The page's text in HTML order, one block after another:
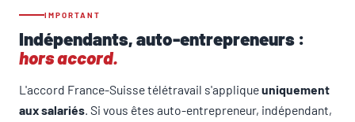
IMPORTANT
Indépendants, auto-entrepreneurs :
hors accord.
L'accord France-Suisse télétravail s'appliqueuniquement
aux salariés. Si vous êtes auto-entrepreneur, indépendant,